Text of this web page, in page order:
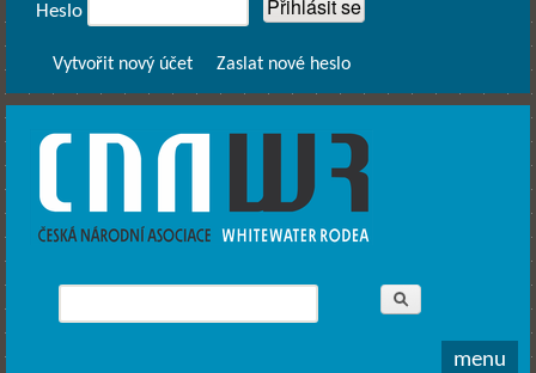
Heslo
Vytvořit nový účet Zaslat nové heslo
CNAWR -
Národní
Asociace
Rodea o.s.
Vyhledávání
menu